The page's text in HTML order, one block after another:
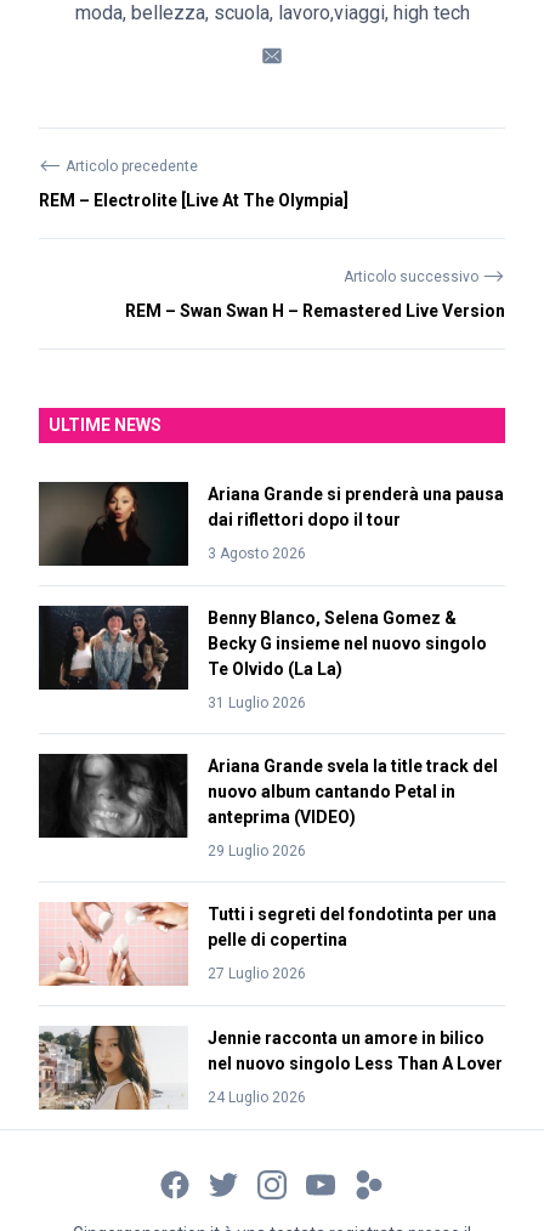
moda, bellezza, scuola, lavoro,viaggi, high tech
⟵ Articolo precedente
REM – Electrolite [Live At The Olympia]
Articolo successivo ⟶
REM – Swan Swan H – Remastered Live Version
ULTIME NEWS
Ariana Grande si prenderà una pausa
dai riflettori dopo il tour
3 Agosto 2026
Benny Blanco, Selena Gomez &
Becky G insieme nel nuovo singolo
Te Olvido (La La)
31 Luglio 2026
Ariana Grande svela la title track del
nuovo album cantando Petal in
anteprima (VIDEO)
29 Luglio 2026
Tutti i segreti del fondotinta per una
pelle di copertina
27 Luglio 2026
Jennie racconta un amore in bilico
nel nuovo singolo Less Than A Lover
24 Luglio 2026